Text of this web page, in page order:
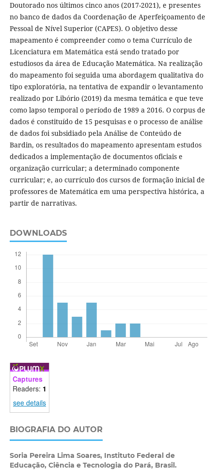
Doutorado nos últimos cinco anos (2017-2021), e presentes
no banco de dados da Coordenação de Aperfeiçoamento de
Pessoal de Nível Superior (CAPES). O objetivo desse
mapeamento é compreender como o tema Currículo de
Licenciatura em Matemática está sendo tratado por
estudiosos da área de Educação Matemática. Na realização
do mapeamento foi seguida uma abordagem qualitativa do
tipo exploratória, na tentativa de expandir o levantamento
realizado por Libório (2019) da mesma temática e que teve
como lapso temporal o período de 1989 a 2016. O corpus de
dados é constituído de 15 pesquisas e o processo de análise
de dados foi subsidiado pela Análise de Conteúdo de
Bardin, os resultados do mapeamento apresentam estudos
dedicados a implementação de documentos oficiais e
organização curricular; a determinado componente
curricular; e, ao currículo dos cursos de formação inicial de
professores de Matemática em uma perspectiva histórica, a
partir de narrativas.
DOWNLOADS
Captures
Readers: 1
see details
BIOGRAFIA DO AUTOR
Soria Pereira Lima Soares, Instituto Federal de
Educação, Ciência e Tecnologia do Pará, Brasil.